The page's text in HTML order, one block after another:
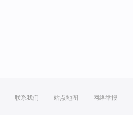
联系我们 站点地图 网络举报